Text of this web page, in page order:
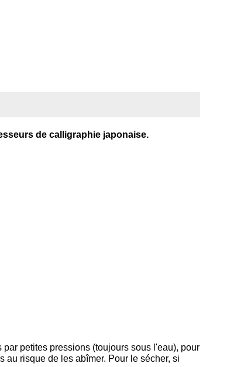
de calligraphie japonaise.
petites pressions (toujours sous l'eau), pour
au risque de les abîmer. Pour le sécher, si